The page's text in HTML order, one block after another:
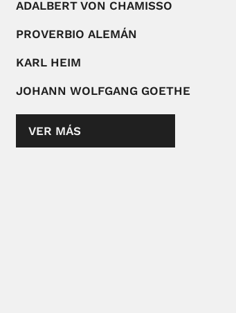
ADALBERT VON CHAMISSO
PROVERBIO ALEMÁN
KARL HEIM
JOHANN WOLFGANG GOETHE
VER MÁS